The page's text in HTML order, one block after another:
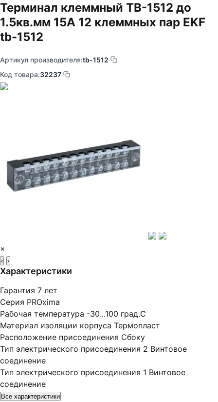
Терминал клеммный TB-1512 до
1.5кв.мм 15А 12 клеммных пар EKF
tb-1512
Артикул производителя:tb-1512
Код товара:32237
×
‹ ›
Характеристики
Гарантия 7 лет
Серия PROxima
Рабочая температура -30...100 град.C
Материал изоляции корпуса Термопласт
Расположение присоединения Сбоку
Тип электрического присоединения 2 Винтовое
соединение
Тип электрического присоединения 1 Винтовое
соединение
Все характеристики